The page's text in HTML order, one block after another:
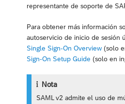
representante de soporte de
Para obtener más información
autoservicio de inicio de sesión
Single Sign-On Overview (solo
Sign-On Setup Guide (solo en
Nota
SAML v2 admite el uso de